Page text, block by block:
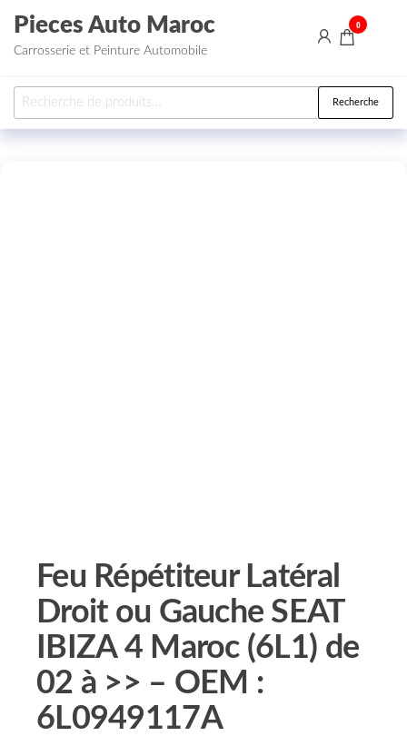
Aller au contenu
Pieces Auto Maroc
Carrosserie et Peinture Automobile
0
Recherche pour : Recherche
Feu Répétiteur Latéral
Droit ou Gauche SEAT
IBIZA 4 Maroc (6L1) de
02 à >> – OEM :
6L0949117A